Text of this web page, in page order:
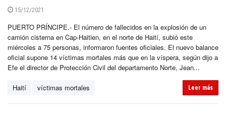
15/12/2021
PUERTO PRÍNCIPE.- El número de fallecidos en la explosión de un
camión cisterna en Cap-Haitien, en el norte de Haití, subió este
miércoles a 75 personas, informaron fuentes oficiales. El nuevo balance
oficial supone 14 víctimas mortales más que en la víspera, según dijo a
Efe el director de Protección Civil del departamento Norte, Jean...
Haití víctimas mortales Leer más